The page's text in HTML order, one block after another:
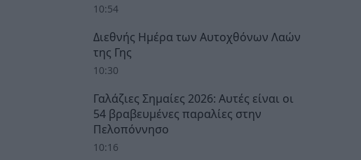
10:54
Διεθνής Ημέρα των Αυτοχθόνων Λαών
της Γης
10:30
Γαλάζιες Σημαίες 2026: Αυτές είναι οι
54 βραβευμένες παραλίες στην
Πελοπόννησο
10:16